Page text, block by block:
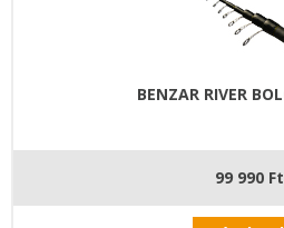
BENZAR RIVER
99 990 Ft